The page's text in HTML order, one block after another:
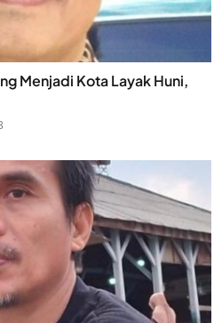
Menjadi Kota Layak Huni,